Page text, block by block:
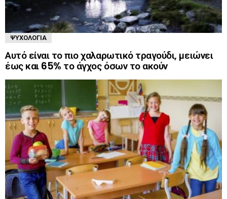
ΨΥΧΟΛΟΓΊΑ
Αυτό είναι το πιο χαλαρωτικό τραγούδι, μειώνει
έως και 65% το άγχος όσων το ακούν